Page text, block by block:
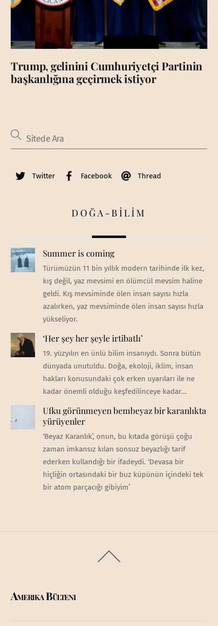
Trump, gelinini Cumhuriyetçi Partinin
başkanlığına geçirmek istiyor
Twitter Facebook Thread
DOĞA-BİLİM
Summer is coming
Türümüzün 11 bin yıllık modern tarihinde ilk kez,
kış değil, yaz mevsimi en ölümcül mevsim haline
geldi. Kış mevsiminde ölen insan sayısı hızla
azalırken, yaz mevsiminde ölen insan sayısı hızla
yükseliyor.
‘Her şey her şeyle irtibatlı’
19. yüzyılın en ünlü bilim insanıydı. Sonra bütün
dünyada unutuldu. Doğa, ekoloji, iklim, insan
hakları konusundaki çok erken uyarıları ile ne
kadar önemli olduğu keşfedilinceye kadar...
Ufku görünmeyen bembeyaz bir karanlıkta
yürüyenler
‘Beyaz Karanlık’, onun, bu kıtada görüşü çoğu
zaman imkansız kılan sonsuz beyazlığı tarif
ederken kullandığı bir ifadeydi. ‘Devasa bir
hiçliğin ortasındaki bir buz küpünün içindeki tek
bir atom parçacığı gibiyim’
To
Amerika Bülteni